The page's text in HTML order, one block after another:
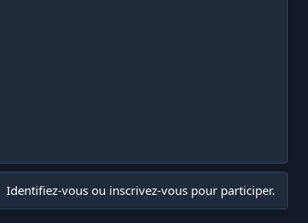
Identifiez-vous ou inscrivez-vous pour participer.